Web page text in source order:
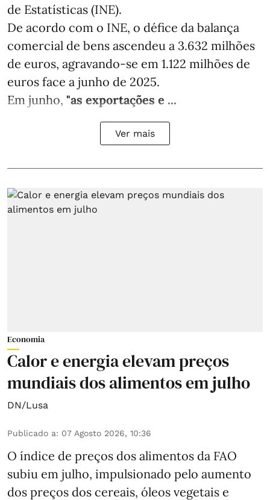
de Estatísticas (INE).
De acordo com o INE, o défice da balança
comercial de bens ascendeu a 3.632 milhões
de euros, agravando-se em 1.122 milhões de
euros face a junho de 2025.
Em junho, "as exportações e ...
Ver mais
Economia
Calor e energia elevam preços
mundiais dos alimentos em julho
DN/Lusa
Publicado a: 07 Agosto 2026, 10:36
O índice de preços dos alimentos da FAO
subiu em julho, impulsionado pelo aumento
dos preços dos cereais, óleos vegetais e